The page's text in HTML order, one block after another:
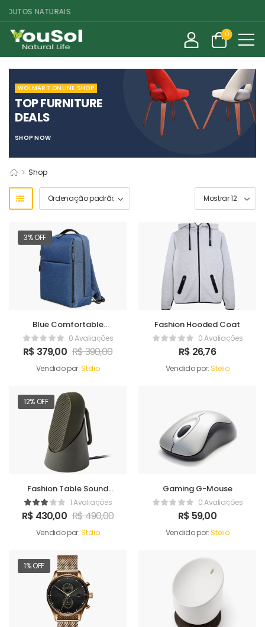
NATURAIS
0
WOLMART ONLINE SHOP
TOP FURNITURE
DEALS
SHOP NOW
> Shop
3% OFF
Blue Comfortable
Satchel0 Avaliações
R$ 379,00 R$390,00
Vendido por:Stelio
Fashion Hooded Coat
0 Avaliações
R$ 26,76
Vendido por:Stelio
12% OFF
Fashion Table Sound
Maker1 Avaliações
R$ 430,00 R$490,00
Vendido por:Stelio
Gaming G-Mouse
0 Avaliações
R$ 59,00
Vendido por:Stelio
1% OFF